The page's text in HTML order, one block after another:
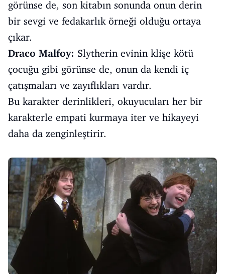
görünse de, son kitabın sonunda onun derin
bir sevgi ve fedakarlık örneği olduğu ortaya
çıkar.
Draco Malfoy: Slytherin evinin klişe kötü
çocuğu gibi görünse de, onun da kendi iç
çatışmaları ve zayıflıkları vardır.
Bu karakter derinlikleri, okuyucuları her bir
karakterle empati kurmaya iter ve hikayeyi
daha da zenginleştirir.